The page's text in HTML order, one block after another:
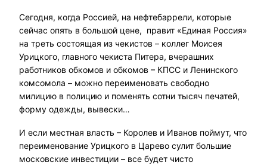
Сегодня, когда Россией, на нефтебаррели, которые
сейчас опять в большой цене, правит «Единая Россия»
на треть состоящая из чекистов – коллег Моисея
Урицкого, главного чекиста Питера, вчерашних
работников обкомов и обкомов – КПСС и Ленинского
комсомола – можно переименовать свободно
милицию в полицию и поменять сотни тысяч печатей,
форму одежды, вывески…
И если местная власть – Королев и Иванов поймут, что
переименование Урицкого в Царево сулит большие
московские инвестиции – все будет чисто